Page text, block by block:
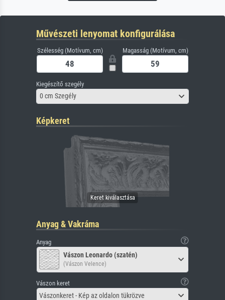
Művészeti lenyomat konfigurálása
Szélesség (Motívum, cm) Magasság (Motívum, cm)
Kiegészítő szegély
0 cm Szegély
Képkeret
Anyag & Vakráma
Anyag
Vászon Leonardo (szatén)
(Vászon Velence)
Vászon keret
Vászonkeret - Kép az oldalon tükrözve